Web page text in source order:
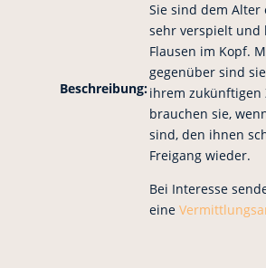
Beschreibung:
Sie sind dem Alter
sehr verspielt und
Flausen im Kopf.
gegenüber sind
ihrem zukünftigen
brauchen sie,
sind, den ihnen
Freigang wieder.
Bei Interesse
eine